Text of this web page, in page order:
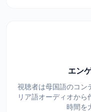
エン
視聴者は母国語のコン
リア語オーディオか
時間を